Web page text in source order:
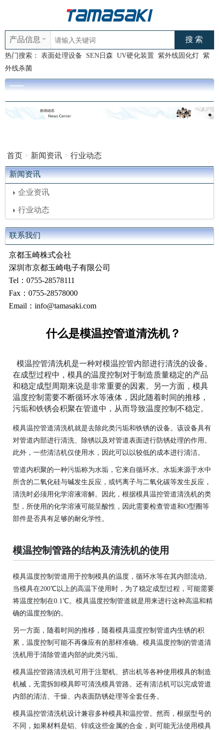
产品信息
热门搜索： 表面处理设备 SEN日森 UV硬化装置 紫外线固化灯 紫
外线杀菌
首页 > 新闻资讯 > 行业动态
新闻资讯
企业资讯
行业动态
联系我们
京都玉崎株式会社
深圳市京都玉崎电子有限公司
Tel：0755-28578111
Fax：0755-28578000
Email：info@tamasaki.com
什么是模温控管道清洗机？
模温控管清洗机是一种对模温控管内部进行清洗的设备。
在成型过程中，模具的温度控制对于制造质量稳定的产品
和稳定成型周期来说是非常重要的因素。另一方面，模具
温度控制需要不断循环水等液体，因此随着时间的推移，
污垢和铁锈会积聚在管道中，从而导致温度控制不稳定。
模具温控管道清洗机就是去除此类污垢和铁锈的设备。该设备具有
对管道内部进行清洗、除锈以及对管道表面进行防锈处理的作用。
此外，一些清洁机仅使用水，因此可以以较低的成本进行清洁。
管道内积聚的一种污垢称为水垢，它来自循环水。水垢来源于水中
所含的二氧化硅与碱发生反应，或钙离子与二氧化碳等发生反应，
清洗时必须用化学溶液溶解。因此，根据模具温控管道清洗机的类
型，所使用的化学溶液可能呈酸性，因此需要检查管道和O型圈等
部件是否具有足够的耐化学性。
模温控制管路的结构及清洗机的使用
模具温度控制管道用于控制模具的温度，循环水等在其内部流动。
当模具在200℃以上的高温下使用时，为了稳定成型过程，可能需要
将温度控制在0.1℃。模具温度控制管道就是用来进行这种高温和精
确的温度控制的。
另一方面，随着时间的推移，随着模具温度控制管道内生锈的积
累，温度控制可能不再像应有的那样准确。模具温度控制的管道清
洗机用于清除管道内部的此类污垢。
模具温控管路清洗机可用于注塑机、 挤出机等各种使用模具的制造
机械，无需拆卸模具即可清洗模具管路。还有清洁机可以完成管道
内部的清洁、干燥、内表面防锈处理等全套任务。
模具温控管清洗机设计兼容多种模具和温控管。然而，根据型号的
不同，如果材料是铝、 锌或这些金属的合金，则可能无法使用模具